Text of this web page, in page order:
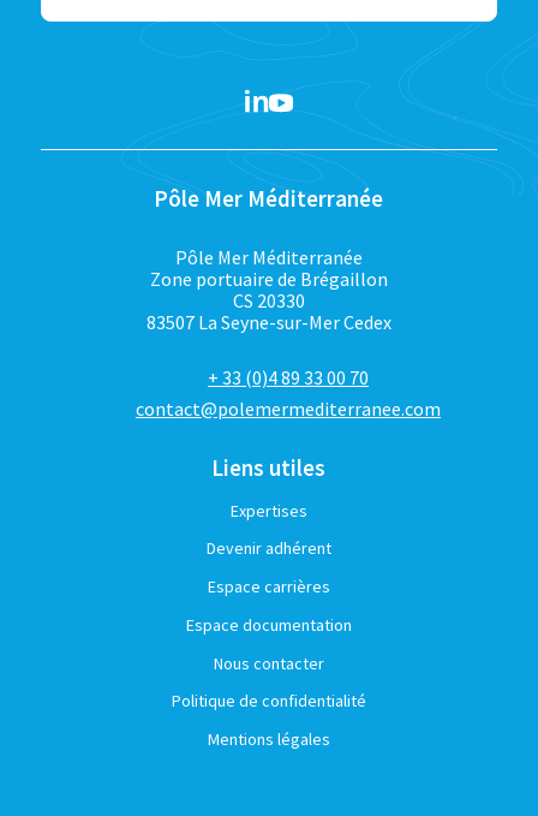
Pôle Mer Méditerranée
Pôle Mer Méditerranée
Zone portuaire de Brégaillon
CS 20330
83507 La Seyne-sur-Mer Cedex
+ 33 (0)4 89 33 00 70
contact@polemermediterranee.com
Liens utiles
Expertises
Devenir adhérent
Espace carrières
Espace documentation
Nous contacter
Politique de confidentialité
Mentions légales